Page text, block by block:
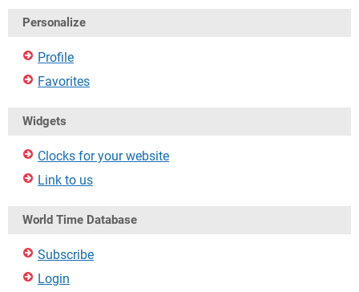
Personalize
Profile
Favorites
Widgets
Clocks for your website
Link to us
World Time Database
Subscribe
Login